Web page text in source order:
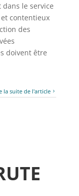
le service
contentieux
des
doivent être
la suite de l'article